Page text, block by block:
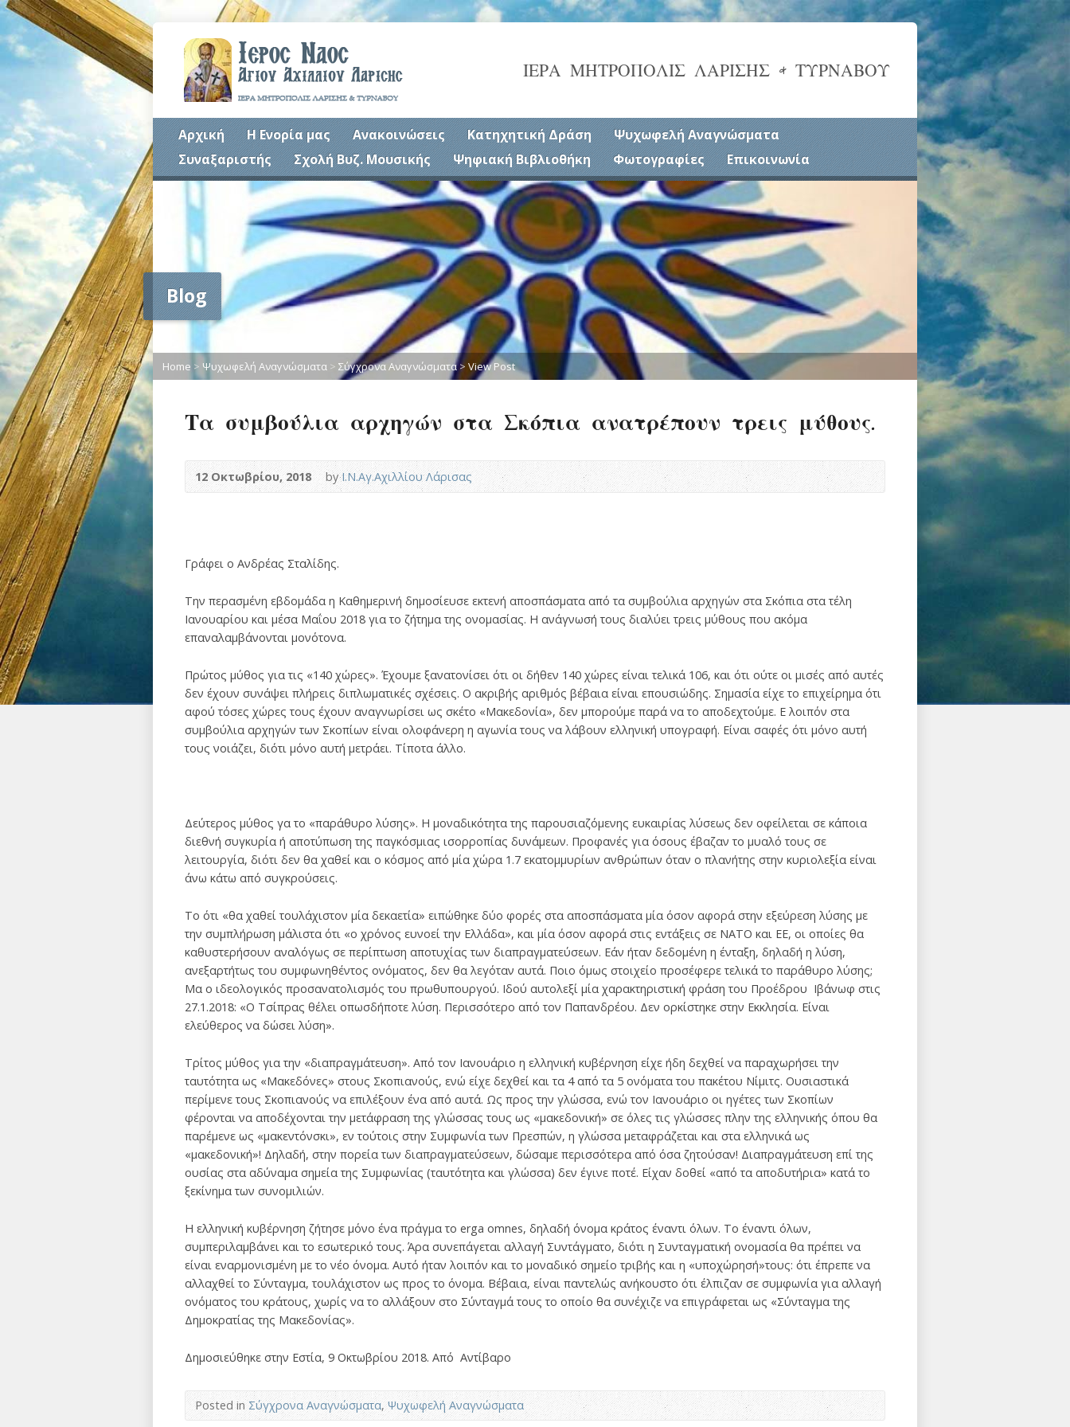
ΙΕΡΑ ΜΗΤΡΟΠΟΛΙΣ ΛΑΡΙΣΗΣ & ΤΥΡΝΑΒΟΥ
Αρχική Η Ενορία μας Ανακοινώσεις Κατηχητική Δράση
Ψυχωφελή Αναγνώσματα
Συναξαριστής
Σχολή Βυζ. Μουσικής Ψηφιακή Βιβλιοθήκη Φωτογραφίες Επικοινωνία
Blog
Home > Ψυχωφελή Αναγνώσματα > Σύγχρονα Αναγνώσματα>View Post
Τα συμβούλια αρχηγών στα Σκόπια ανατρέπουν τρεις μύθους.
12 Οκτωβρίου, 2018 byΙ.Ν.Αγ.Αχιλλίου Λάρισας
Γράφει ο Ανδρέας Σταλίδης.
Την περασμένη εβδομάδα η Καθημερινή δημοσίευσε εκτενή αποσπάσματα από τα συμβούλια αρχηγών στα Σκόπια στα τέλη
Ιανουαρίου και μέσα Μαΐου 2018 για το ζήτημα της ονομασίας. Η ανάγνωσή τους διαλύει τρεις μύθους που ακόμα
επαναλαμβάνονται μονότονα.
Πρώτος μύθος για τις «140 χώρες». Έχουμε ξανατονίσει ότι οι δήθεν 140 χώρες είναι τελικά 106, και ότι ούτε οι μισές από αυτές
δεν έχουν συνάψει πλήρεις διπλωματικές σχέσεις. Ο ακριβής αριθμός βέβαια είναι επουσιώδης. Σημασία είχε το επιχείρημα ότι
αφού τόσες χώρες τους έχουν αναγνωρίσει ως σκέτο «Μακεδονία», δεν μπορούμε παρά να το αποδεχτούμε. Ε λοιπόν στα
συμβούλια αρχηγών των Σκοπίων είναι ολοφάνερη η αγωνία τους να λάβουν ελληνική υπογραφή. Είναι σαφές ότι μόνο αυτή
τους νοιάζει, διότι μόνο αυτή μετράει. Τίποτα άλλο.
Δεύτερος μύθος γα το «παράθυρο λύσης». Η μοναδικότητα της παρουσιαζόμενης ευκαιρίας λύσεως δεν οφείλεται σε κάποια
διεθνή συγκυρία ή αποτύπωση της παγκόσμιας ισορροπίας δυνάμεων. Προφανές για όσους έβαζαν το μυαλό τους σε
λειτουργία, διότι δεν θα χαθεί και ο κόσμος από μία χώρα 1.7 εκατομμυρίων ανθρώπων όταν ο πλανήτης στην κυριολεξία είναι
άνω κάτω από συγκρούσεις.
Το ότι «θα χαθεί τουλάχιστον μία δεκαετία» ειπώθηκε δύο φορές στα αποσπάσματα μία όσον αφορά στην εξεύρεση λύσης με
την συμπλήρωση μάλιστα ότι «ο χρόνος ευνοεί την Ελλάδα», και μία όσον αφορά στις εντάξεις σε ΝΑΤΟ και ΕΕ, οι οποίες θα
καθυστερήσουν αναλόγως σε περίπτωση αποτυχίας των διαπραγματεύσεων. Εάν ήταν δεδομένη η ένταξη, δηλαδή η λύση,
ανεξαρτήτως του συμφωνηθέντος ονόματος, δεν θα λεγόταν αυτά. Ποιο όμως στοιχείο προσέφερε τελικά το παράθυρο λύσης;
Μα ο ιδεολογικός προσανατολισμός του πρωθυπουργού. Ιδού αυτολεξί μία χαρακτηριστική φράση του Προέδρου Ιβάνωφ στις
27.1.2018: «Ο Τσίπρας θέλει οπωσδήποτε λύση. Περισσότερο από τον Παπανδρέου. Δεν ορκίστηκε στην Εκκλησία. Είναι
ελεύθερος να δώσει λύση».
Τρίτος μύθος για την «διαπραγμάτευση». Από τον Ιανουάριο η ελληνική κυβέρνηση είχε ήδη δεχθεί να παραχωρήσει την
ταυτότητα ως «Μακεδόνες» στους Σκοπιανούς, ενώ είχε δεχθεί και τα 4 από τα 5 ονόματα του πακέτου Νίμιτς. Ουσιαστικά
περίμενε τους Σκοπιανούς να επιλέξουν ένα από αυτά. Ως προς την γλώσσα, ενώ τον Ιανουάριο οι ηγέτες των Σκοπίων
φέρονται να αποδέχονται την μετάφραση της γλώσσας τους ως «μακεδονική» σε όλες τις γλώσσες πλην της ελληνικής όπου θα
παρέμενε ως «μακεντόνσκι», εν τούτοις στην Συμφωνία των Πρεσπών, η γλώσσα μεταφράζεται και στα ελληνικά ως
«μακεδονική»! Δηλαδή, στην πορεία των διαπραγματεύσεων, δώσαμε περισσότερα από όσα ζητούσαν! Διαπραγμάτευση επί της
ουσίας στα αδύναμα σημεία της Συμφωνίας (ταυτότητα και γλώσσα) δεν έγινε ποτέ. Είχαν δοθεί «από τα αποδυτήρια» κατά το
ξεκίνημα των συνομιλιών.
Η ελληνική κυβέρνηση ζήτησε μόνο ένα πράγμα το erga omnes, δηλαδή όνομα κράτος έναντι όλων. Το έναντι όλων,
συμπεριλαμβάνει και το εσωτερικό τους. Άρα συνεπάγεται αλλαγή Συντάγματο, διότι η Συνταγματική ονομασία θα πρέπει να
είναι εναρμονισμένη με το νέο όνομα. Αυτό ήταν λοιπόν και το μοναδικό σημείο τριβής και η «υποχώρησή»τους: ότι έπρεπε να
αλλαχθεί το Σύνταγμα, τουλάχιστον ως προς το όνομα. Βέβαια, είναι παντελώς ανήκουστο ότι έλπιζαν σε συμφωνία για αλλαγή
ονόματος του κράτους, χωρίς να το αλλάξουν στο Σύνταγμά τους το οποίο θα συνέχιζε να επιγράφεται ως «Σύνταγμα της
Δημοκρατίας της Μακεδονίας».
Δημοσιεύθηκε στην Εστία, 9 Οκτωβρίου 2018. Από Αντίβαρο
Posted inΣύγχρονα Αναγνώσματα, Ψυχωφελή Αναγνώσματα